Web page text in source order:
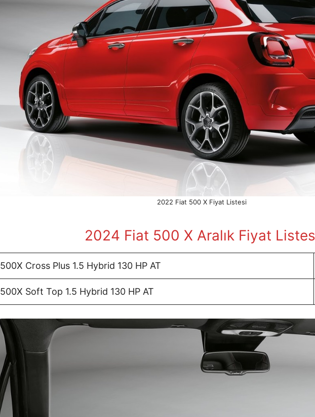
2022 Fiat 500 X Fiyat Listesi
2024 Fiat 500 X Aralık Fiyat
500X Cross Plus 1.5 Hybrid 130 HP AT
500X Soft Top 1.5 Hybrid 130 HP AT